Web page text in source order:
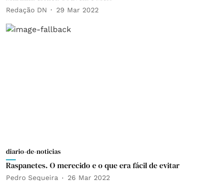
Redação DN 29 Mar 2022
diario-de-noticias
Raspanetes. O merecido e o que era fácil de evitar
Pedro Sequeira 26 Mar 2022